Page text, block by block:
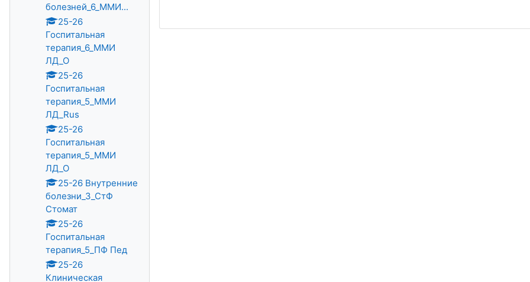
болезней_6_ММИ...
25-26
Госпитальная
терапия_6_ММИ
ЛД_О
25-26
Госпитальная
терапия_5_ММИ
ЛД_Rus
25-26
Госпитальная
терапия_5_ММИ
ЛД_О
25-26 Внутренние
болезни_3_СтФ
Стомат
25-26
Госпитальная
терапия_5_ПФ Пед
25-26
Клиническая